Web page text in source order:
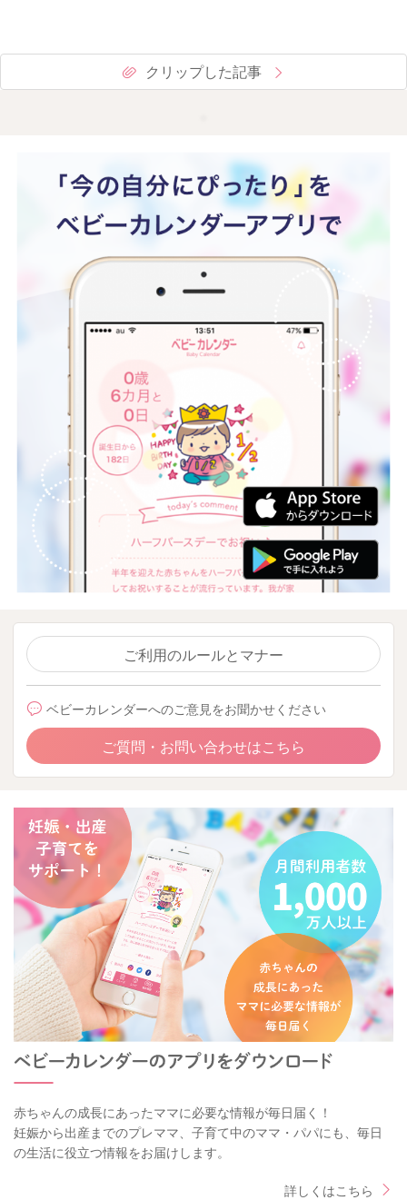
クリップした記事
ご利用のルールとマナー
ベビーカレンダーへのご意見をお聞かせください
ご質問・お問い合わせはこちら
赤ちゃんの成長にあったママに必要な情報が毎日届く！
妊娠から出産までのプレママ、子育て中のママ・パパにも、毎日
の生活に役立つ情報をお届けします。
詳しくはこちら